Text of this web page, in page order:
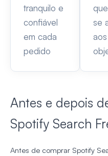
tranquilo e
confiável
em cada
pedido
se
Antes e depois
Spotify Search
Antes de comprar Spotify